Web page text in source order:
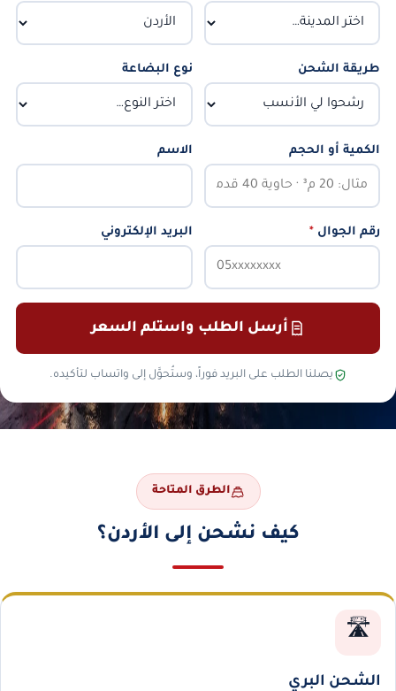
طريقة الشحن نوع البضاعة
الكمية أو الحجم الاسم
رقم الجوال * البريد الإلكتروني
أرسل الطلب واستلم السعر
يصلنا الطلب على البريد فوراً، وستُحوَّل إلى واتساب لتأكيده.
الطرق المتاحة
كيف نشحن إلى الأردن؟
🛣️
الشحن البري